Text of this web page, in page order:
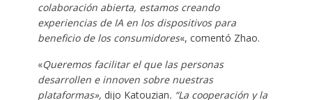
colaboración abierta, estamos creando
experiencias de IA en los dispositivos para
beneficio de los consumidores«, comentó Zhao.
«Queremos facilitar el que las personas
desarrollen e innoven sobre nuestras
plataformas», dijo Katouzian. “La cooperación y la